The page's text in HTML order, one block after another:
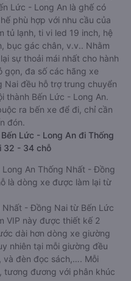
Lức - Long An là ghế có
phù hợp với nhu cầu của
tủ lạnh, ti vi led 19 inch, hệ
bục gác chân, v.v.. Nhằm
sự thoải mái nhất cho hành
gọn, đa số các hãng xe
Nai đều hỗ trợ trung chuyển
thành Bến Lức - Long An.
ra bến xe để đi, chỉ cần
đón.
Lức - Long An đi Thống
32 - 34 chỗ
An Thống Nhất - Đồng
là dòng xe được làm lại từ
- Đồng Nai từ Bến Lức
VIP này được thiết kế 2
dài hơn dòng xe giường
nhiên tại mỗi giường đều
và đèn đọc sách,…. Mỗi
tương đương với phân khúc